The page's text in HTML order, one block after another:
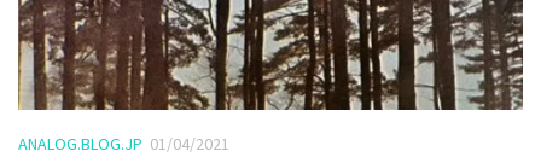
ANALOG.BLOG.JP 01/04/2021